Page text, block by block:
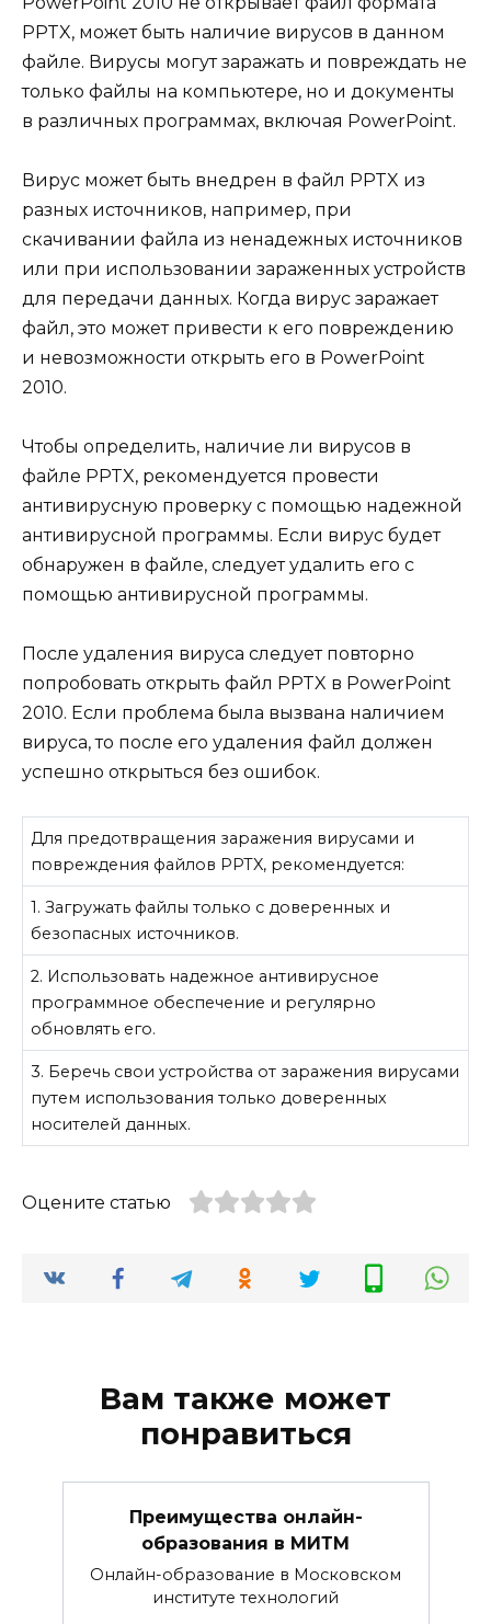
PPTX, может быть наличие вирусов в данном
файле. Вирусы могут заражать и повреждать не
только файлы на компьютере, но и документы
в различных программах, включая PowerPoint.
Вирус может быть внедрен в файл PPTX из
разных источников, например, при
скачивании файла из ненадежных источников
или при использовании зараженных устройств
для передачи данных. Когда вирус заражает
файл, это может привести к его повреждению
и невозможности открыть его в PowerPoint
2010.
Чтобы определить, наличие ли вирусов в
файле PPTX, рекомендуется провести
антивирусную проверку с помощью надежной
антивирусной программы. Если вирус будет
обнаружен в файле, следует удалить его с
помощью антивирусной программы.
После удаления вируса следует повторно
попробовать открыть файл PPTX в PowerPoint
2010. Если проблема была вызвана наличием
вируса, то после его удаления файл должен
успешно открыться без ошибок.
Для предотвращения заражения вирусами и
повреждения файлов PPTX, рекомендуется:
1. Загружать файлы только с доверенных и
безопасных источников.
2. Использовать надежное антивирусное
программное обеспечение и регулярно
обновлять его.
3. Беречь свои устройства от заражения вирусами
путем использования только доверенных
носителей данных.
Оцените статью
Вам также может
понравиться
Преимущества онлайн-
образования в МИТМ
Онлайн-образование в Московском
институте технологий